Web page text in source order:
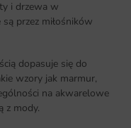
i drzewa w
przez miłośników
dopasuje się do
wzory jak marmur,
na akwarelowe
z mody.